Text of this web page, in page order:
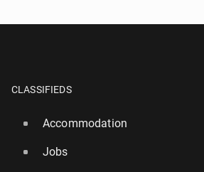
CLASSIFIEDS
Accommodation
Jobs